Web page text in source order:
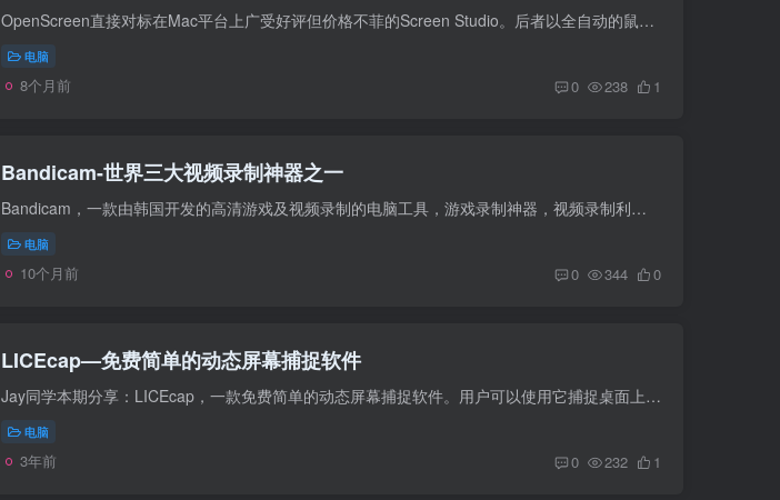
OpenScreen直接对标在Mac平台上广受好评但价格不菲的Screen Studio。后者以全自动的鼠标追踪变焦、丝滑的动画效果和精美的视频包装而闻名，能极大简化专业演示视频的制作流程。然而，它的高成本...
电脑
8个月前 0 238 1
Bandicam-世界三大视频录制神器之一
Bandicam，一款由韩国开发的高清游戏及视频录制的电脑工具，游戏录制神器，视频录制利器，高清频录制专家，号称世界三大视频录制神器之一！ 支持带鼠标样式、点击音效、摄像头录入、自定义录制...
电脑
10个月前 0 344 0
LICEcap—免费简单的动态屏幕捕捉软件
Jay同学本期分享：LICEcap，一款免费简单的动态屏幕捕捉软件。用户可以使用它捕捉桌面上的某个区域，并直接保存为 .GIF 或 .LCF 格式。该软件设计轻巧，性能高效，且操作直观灵活。 除了 .GIF ...
电脑
3年前 0 232 1